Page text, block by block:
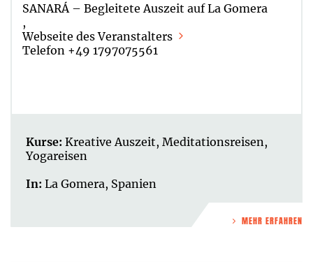
SANARÁ – Begleitete Auszeit auf La Gomera
,
Webseite des Veranstalters
Telefon +49 1797075561
Kurse: Kreative Auszeit, Meditationsreisen,
Yogareisen
In: La Gomera, Spanien
MEHR ERFAHREN